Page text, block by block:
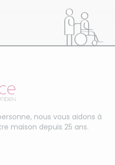
nous vous aidons à
maison depuis 25 ans.